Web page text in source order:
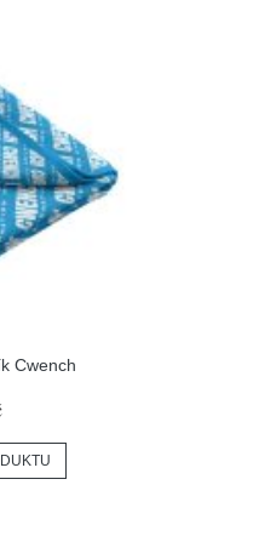
Cwench